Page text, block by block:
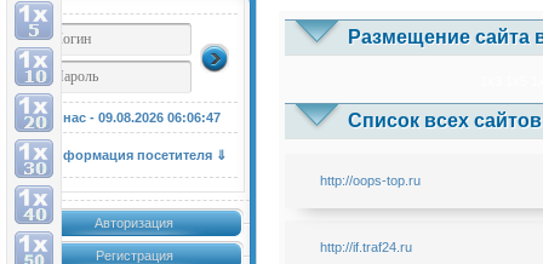
У нас - 09.08.2026 06:06:47
Информация посетителя ⇓
Авторизация
Регистрация
Размещение сайта
Список всех
http://oops-top.ru
http://if.traf24.ru